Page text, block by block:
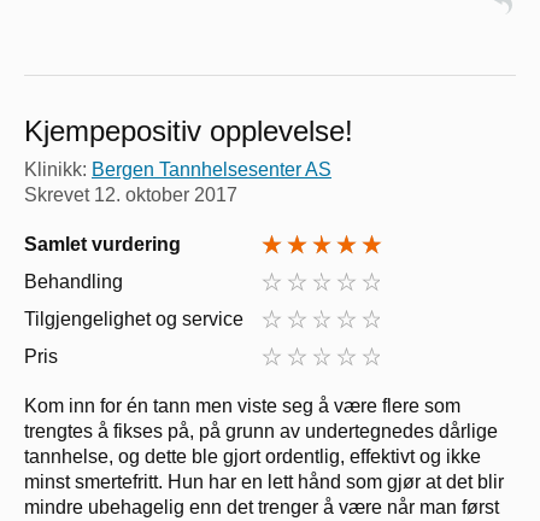
Kjempepositiv opplevelse!
Klinikk: Bergen Tannhelsesenter AS
Skrevet 12. oktober 2017
Samlet vurdering
Behandling
Tilgjengelighet og service
Pris
Kom inn for én tann men viste seg å være flere som
trengtes å fikses på, på grunn av undertegnedes dårlige
tannhelse, og dette ble gjort ordentlig, effektivt og ikke
minst smertefritt. Hun har en lett hånd som gjør at det blir
mindre ubehagelig enn det trenger å være når man først